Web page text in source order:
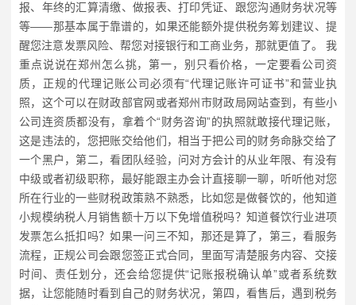
报、年终的汇算清缴、做报表、打印凭证、跟您沟通财务状况等
等——那基本属于靠谱的，如果还能额外提供税务筹划建议、提
醒您注意发票风险、帮您对接银行和工商业务，那就更值了。 我
重点说说在郑州怎么挑，第一，别只看价格，一定要看公司资
质，正规的代理记账公司必须有“代理记账许可证书”和营业执
照，这个可以在财政部官网或者郑州市财政局网站查到，有些小
公司连资质都没有，拿着个“财务咨询”的执照就敢接代理记账，
这是违法的，您把账交给他们，相当于把公司的财务命脉交给了
一个黑户，第二，看团队经验，问对方会计的从业年限、有没有
中级或者初级职称，最好能跟主办会计直接聊一聊，听听他对您
所在行业的一些财税政策熟不熟悉，比如您是做餐饮的，他知道
小规模纳税人月销售额十万以下免增值税吗？知道餐饮行业进项
发票怎么抵扣吗？如果一问三不知，那还是算了，第三，看服务
流程，正规公司会跟您签正式合同，里面写清楚服务内容、交接
时间、责任划分，还会给您提供“记账报税确认单”或者系统数
据，让您能随时看到自己的财务状况，第四，看售后，遇到税务